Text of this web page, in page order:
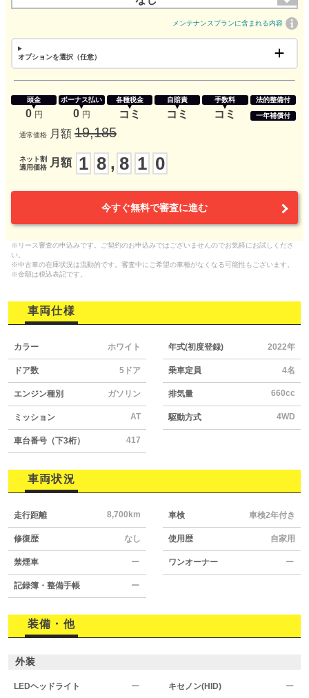
メンテナンスプランに含まれる内容
オプションを選択（任意）
頭金
0 円
ボーナス払い
0 円
各種税金
コミ
自賠責
コミ
手数料
コミ
法的整備付
一年補償付
通常価格 月額 19,185
ネット割
適用価格
月額 1 8 , 8 1 0
今すぐ無料で審査に進む
※リース審査の申込みです。ご契約のお申込みではございませんのでお気軽にお試しくださ
い。
※中古車の在庫状況は流動的です。審査中にご希望の車種がなくなる可能性もございます。
※金額は税込表記です。
車両仕様
カラー ホワイト 年式(初度登録) 2022年
ドア数 5ドア 乗車定員 4名
エンジン種別 ガソリン 排気量 660cc
ミッション AT 駆動方式 4WD
車台番号（下3桁） 417
車両状況
走行距離 8,700km 車検 車検2年付き
修復歴 なし 使用歴 自家用
禁煙車 ー ワンオーナー ー
記録簿・整備手帳 ー
装備・他
外装
LEDヘッドライト ー キセノン(HID) ー